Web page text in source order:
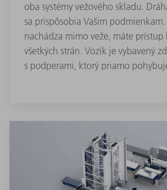
oba systémy vežového skladu.
sa prispôsobia Vašim
nachádza mimo veže, máte prístup
všetkých strán. Vozík je vybavený
s podperami, ktorý priamo